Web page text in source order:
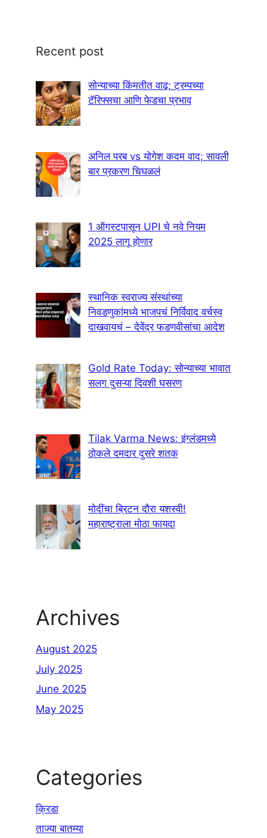
Recent post
सोन्याच्या किंमतीत वाढ; ट्रम्पच्या
टॅरिफ्सचा आणि फेडचा प्रभाव
अनिल परब vs योगेश कदम वाद; सावली
बार प्रकरण चिघळलं
1 ऑगस्टपासून UPI चे नवे नियम
2025 लागू होणार
स्थानिक स्वराज्य संस्थांच्या
निवडणुकांमध्ये भाजपचं निर्विवाद वर्चस्व
दाखवायचं – देवेंद्र फडणवीसांचा आदेश
Gold Rate Today: सोन्याच्या भावात
सलग दुसऱ्या दिवशी घसरण
Tilak Varma News: इंग्लंडमध्ये
ठोकले दमदार दुसरे शतक
मोदींचा ब्रिटन दौरा यशस्वी!
महाराष्ट्राला मोठा फायदा
Archives
August 2025
July 2025
June 2025
May 2025
Categories
क्रिडा
ताज्या बातम्या